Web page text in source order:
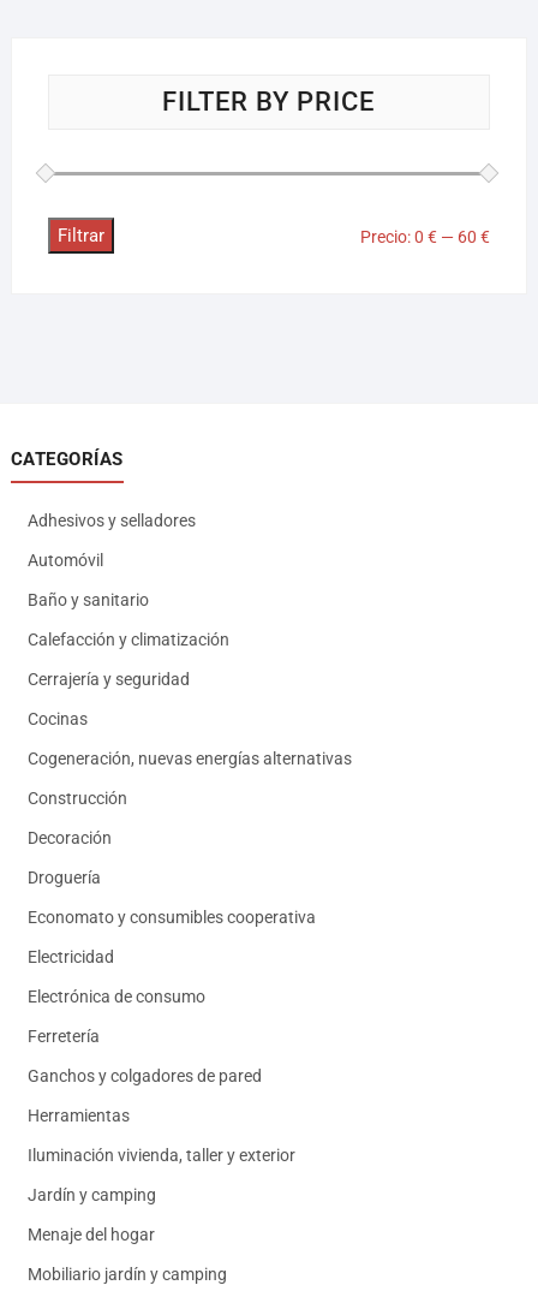
FILTER BY PRICE
Filtrar Precio:0 € — 60 €
CATEGORÍAS
Adhesivos y selladores
Automóvil
Baño y sanitario
Calefacción y climatización
Cerrajería y seguridad
Cocinas
Cogeneración, nuevas energías alternativas
Construcción
Decoración
Droguería
Economato y consumibles cooperativa
Electricidad
Electrónica de consumo
Ferretería
Ganchos y colgadores de pared
Herramientas
Iluminación vivienda, taller y exterior
Jardín y camping
Menaje del hogar
Mobiliario jardín y camping